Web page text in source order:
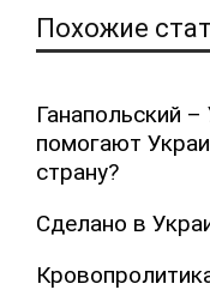
Похожие
Ганапольский
помогают
страну?
Сделано в